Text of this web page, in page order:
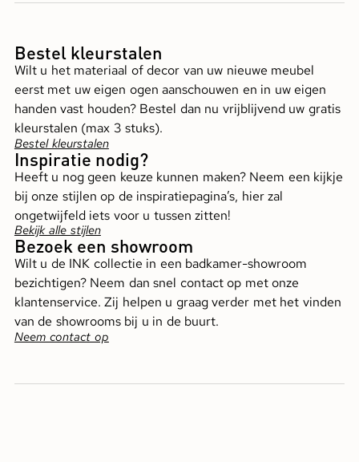
Bestel kleurstalen
Wilt u het materiaal of decor van uw nieuwe meubel
eerst met uw eigen ogen aanschouwen en in uw eigen
handen vast houden? Bestel dan nu vrijblijvend uw gratis
kleurstalen (max 3 stuks).
Bestel kleurstalen
Inspiratie nodig?
Heeft u nog geen keuze kunnen maken? Neem een kijkje
bij onze stijlen op de inspiratiepagina’s, hier zal
ongetwijfeld iets voor u tussen zitten!
Bekijk alle stijlen
Bezoek een showroom
Wilt u de INK collectie in een badkamer-showroom
bezichtigen? Neem dan snel contact op met onze
klantenservice. Zij helpen u graag verder met het vinden
van de showrooms bij u in de buurt.
Neem contact op